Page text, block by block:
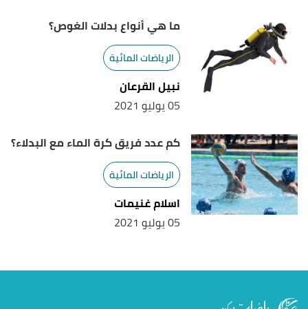
ما هي أنواع بدلات الغوص؟
الرياضات المائية
نبيل القرعان
05 يوليو 2021
كم عدد فريق كرة الماء مع البدلاء؟
الرياضات المائية
اسلام غنيمات
05 يوليو 2021